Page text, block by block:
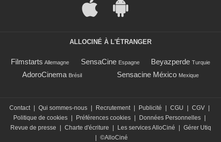
ALLOCINÉ À L'ÉTRANGER
Filmstarts Allemagne SensaCine Espagne Beyazperde Turquie
AdoroCinema Brésil Sensacine México Mexique
Contact Qui sommes-nous Recrutement Publicité CGU CGV
Politique de cookies
Préférences cookies Données Personnelles
Revue de presse
Charte d'écriture Les services AlloCiné
Gérer Utiq
©AlloCiné